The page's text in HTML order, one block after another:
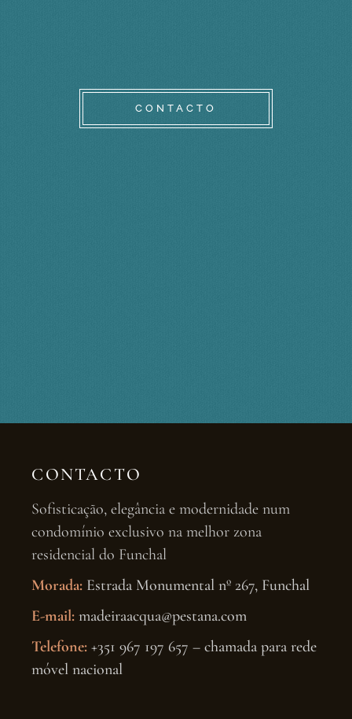
CONTACTO
CONTACTO
Sofisticação, elegância e modernidade num
condomínio exclusivo na melhor zona
residencial do Funchal
Morada: Estrada Monumental nº 267, Funchal
E-mail: madeiraacqua@pestana.com
Telefone: +351 967 197 657 – chamada para rede
móvel nacional